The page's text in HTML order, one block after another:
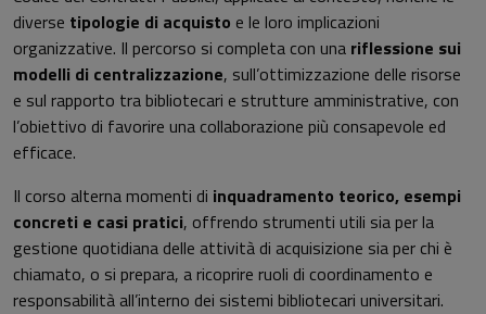
diverse tipologie di acquisto e le loro implicazioni
organizzative. Il percorso si completa con una riflessione sui
modelli di centralizzazione, sull’ottimizzazione delle risorse
e sul rapporto tra bibliotecari e strutture amministrative, con
l’obiettivo di favorire una collaborazione più consapevole ed
efficace.
Il corso alterna momenti di inquadramento teorico, esempi
concreti e casi pratici, offrendo strumenti utili sia per la
gestione quotidiana delle attività di acquisizione sia per chi è
chiamato, o si prepara, a ricoprire ruoli di coordinamento e
responsabilità all’interno dei sistemi bibliotecari universitari.